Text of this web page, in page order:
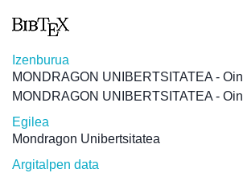
Izenburua
MONDRAGON UNIBERTSITATEA -
MONDRAGON UNIBERTSITATEA -
Egilea
Mondragon Unibertsitatea
Argitalpen data